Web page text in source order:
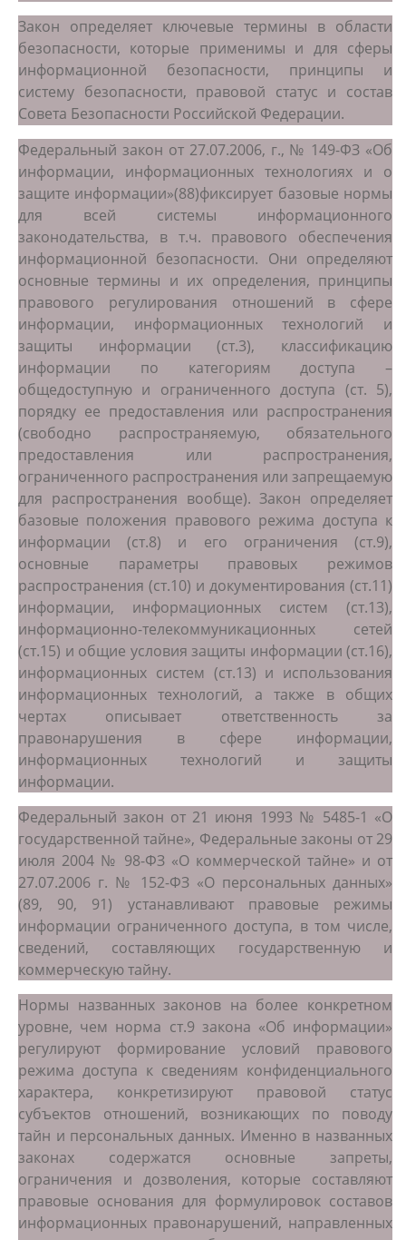
Закон определяет ключевые термины в области
безопасности, которые применимы и для сферы
информационной безопасности, принципы и
систему безопасности, правовой статус и состав
Совета Безопасности Российской Федерации.
Федеральный закон от 27.07.2006, г., № 149-ФЗ «Об
информации, информационных технологиях и о
защите информации»(88)фиксирует базовые нормы
для всей системы информационного
законодательства, в т.ч. правового обеспечения
информационной безопасности. Они определяют
основные термины и их определения, принципы
правового регулирования отношений в сфере
информации, информационных технологий и
защиты информации (ст.3), классификацию
информации по категориям доступа –
общедоступную и ограниченного доступа (ст. 5),
порядку ее предоставления или распространения
(свободно распространяемую, обязательного
предоставления или распространения,
ограниченного распространения или запрещаемую
для распространения вообще). Закон определяет
базовые положения правового режима доступа к
информации (ст.8) и его ограничения (ст.9),
основные параметры правовых режимов
распространения (ст.10) и документирования (ст.11)
информации, информационных систем (ст.13),
информационно-телекоммуникационных сетей
(ст.15) и общие условия защиты информации (ст.16),
информационных систем (ст.13) и использования
информационных технологий, а также в общих
чертах описывает ответственность за
правонарушения в сфере информации,
информационных технологий и защиты
информации.
Федеральный закон от 21 июня 1993 № 5485-1 «О
государственной тайне», Федеральные законы от 29
июля 2004 № 98-ФЗ «О коммерческой тайне» и от
27.07.2006 г. № 152-ФЗ «О персональных данных»
(89, 90, 91) устанавливают правовые режимы
информации ограниченного доступа, в том числе,
сведений, составляющих государственную и
коммерческую тайну.
Нормы названных законов на более конкретном
уровне, чем норма ст.9 закона «Об информации»
регулируют формирование условий правового
режима доступа к сведениям конфиденциального
характера, конкретизируют правовой статус
субъектов отношений, возникающих по поводу
тайн и персональных данных. Именно в названных
законах содержатся основные запреты,
ограничения и дозволения, которые составляют
правовые основания для формулировок составов
информационных правонарушений, направленных